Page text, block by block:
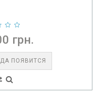
грн.
ПОЯВИТСЯ